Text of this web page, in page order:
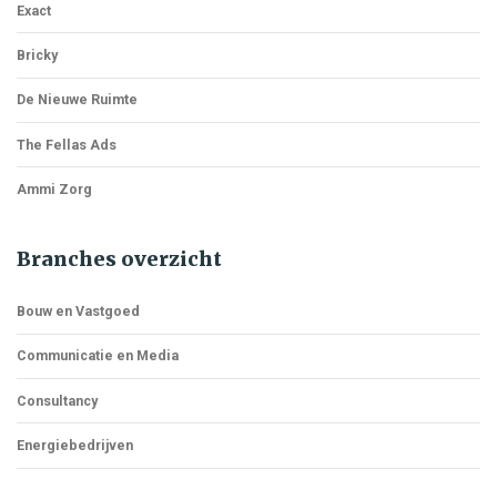
Exact
Bricky
De Nieuwe Ruimte
The Fellas Ads
Ammi Zorg
Branches overzicht
Bouw en Vastgoed
Communicatie en Media
Consultancy
Energiebedrijven